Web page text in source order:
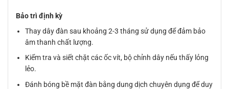
Bảo trì định kỳ
Thay dây đàn sau khoảng 2-3 tháng sử dụng để đảm bảo
âm thanh chất lượng.
Kiểm tra và siết chặt các ốc vít, bộ chỉnh dây nếu thấy lỏng
lẻo.
Đánh bóng bề mặt đàn bằng dung dịch chuyên dụng để duy